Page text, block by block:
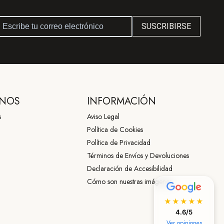
SUSCRIBIRSE
★★★★★
4.6/5
INFORMACIÓN
Aviso Legal
Política de Cookies
Política de Privacidad
Términos de Envíos y Devoluciones
Declaración de Accesibilidad
Cómo son nuestras imágenes